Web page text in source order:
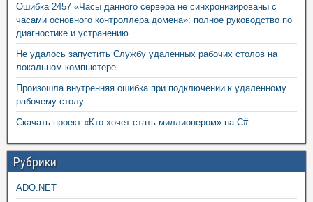
Ошибка 2457 «Часы данного сервера не синхронизированы с
часами основного контроллера домена»: полное руководство по
диагностике и устранению
Не удалось запустить Службу удаленных рабочих столов на
локальном компьютере.
Произошла внутренняя ошибка при подключении к удаленному
рабочему столу
Скачать проект «Кто хочет стать миллионером» на C#
Рубрики
ADO.NET